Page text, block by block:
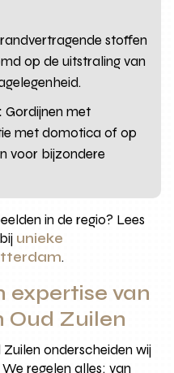
stoffen
op de uitstraling van
Gordijnen met
met domotica of op
voor bijzondere
in de regio? Lees
unieke
.
expertise van
Oud Zuilen
onderscheiden wij
regelen alles: van